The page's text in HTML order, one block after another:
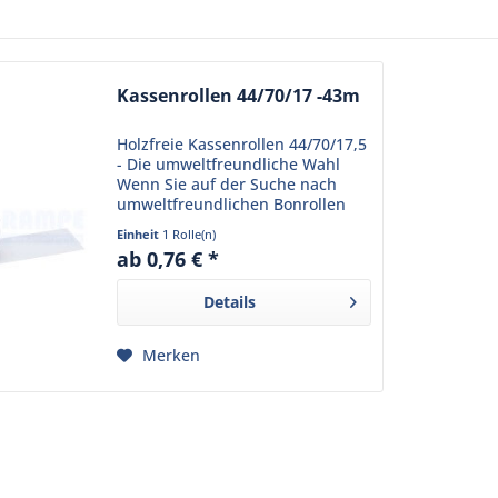
Kassenrollen 44/70/17 -43m
Holzfreie Kassenrollen 44/70/17,5
- Die umweltfreundliche Wahl
Wenn Sie auf der Suche nach
umweltfreundlichen Bonrollen
sind, könnten diese holzfreie
Kassenrollen 44/70/17,5 die
Passenden für Sie sein. Sie sind
Einheit 1 Rolle(n)
ab 0,76 € *
Details
Merken